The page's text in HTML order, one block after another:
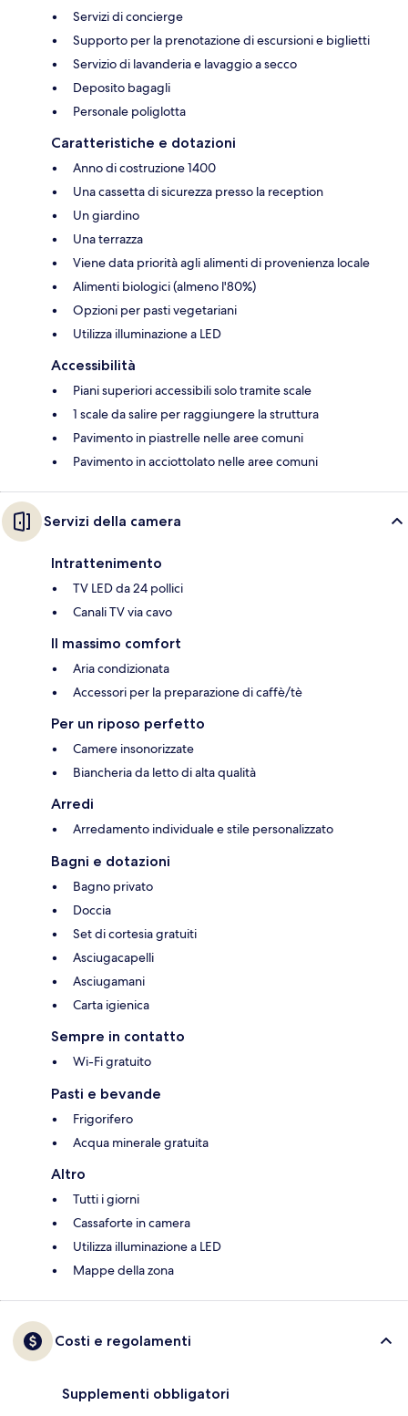
Servizi di concierge
Supporto per la prenotazione di escursioni e biglietti
Servizio di lavanderia e lavaggio a secco
Deposito bagagli
Personale poliglotta
Caratteristiche e dotazioni
Anno di costruzione 1400
Una cassetta di sicurezza presso la reception
Un giardino
Una terrazza
Viene data priorità agli alimenti di provenienza locale
Alimenti biologici (almeno l'80%)
Opzioni per pasti vegetariani
Utilizza illuminazione a LED
Accessibilità
Piani superiori accessibili solo tramite scale
1 scale da salire per raggiungere la struttura
Pavimento in piastrelle nelle aree comuni
Pavimento in acciottolato nelle aree comuni
Servizi della camera
Intrattenimento
TV LED da 24 pollici
Canali TV via cavo
Il massimo comfort
Aria condizionata
Accessori per la preparazione di caffè/tè
Per un riposo perfetto
Camere insonorizzate
Biancheria da letto di alta qualità
Arredi
Arredamento individuale e stile personalizzato
Bagni e dotazioni
Bagno privato
Doccia
Set di cortesia gratuiti
Asciugacapelli
Asciugamani
Carta igienica
Sempre in contatto
Wi-Fi gratuito
Pasti e bevande
Frigorifero
Acqua minerale gratuita
Altro
Tutti i giorni
Cassaforte in camera
Utilizza illuminazione a LED
Mappe della zona
Costi e regolamenti
Supplementi obbligatori